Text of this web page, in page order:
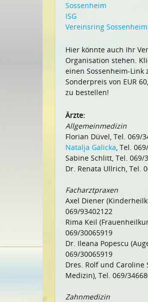
Sossenheim
ISG
Vereinsring Sossenheim
Hier könnte auch Ihr
Organisation stehen.
einen Sossenheim-Link
Sonderpreis von EUR
zu bestellen!
Ärzte:
Allgemeinmedizin
Florian Düvel, Tel. 069/
Natalja Galicka, Tel.
Sabine Schlitt, Tel. 069/
Dr. Renata Ullrich, Tel.
Facharztpraxen
Axel Diener
069/93402122
Rima Keil
069/30065919
Dr. Ileana Popescu
069/30065919
Dres. Rolf und Caroline
Medizin), Tel. 069/
Zahnmedizin